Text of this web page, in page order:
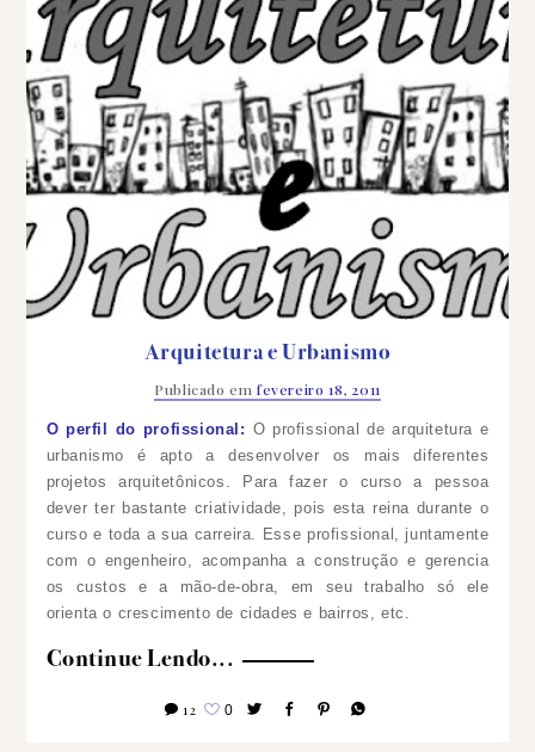
Arquitetura e Urbanismo
Publicado em fevereiro 18, 2011
O perfil do profissional: O profissional de arquitetura e
urbanismo é apto a desenvolver os mais diferentes
projetos arquitetônicos. Para fazer o curso a pessoa
dever ter bastante criatividade, pois esta reina durante o
curso e toda a sua carreira. Esse profissional, juntamente
com o engenheiro, acompanha a construção e gerencia
os custos e a mão-de-obra, em seu trabalho só ele
orienta o crescimento de cidades e bairros, etc.
Continue Lendo...
12 0